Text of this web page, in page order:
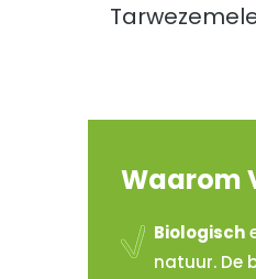
Waarom
Biologisch
natuur. De